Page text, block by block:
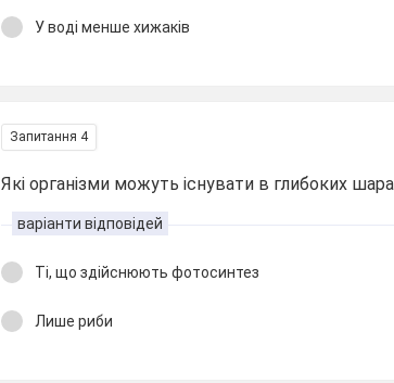
У воді менше хижаків
Запитання 4
Які організми можуть існувати в глибоких
варіанти відповідей
Ті, що здійснюють фотосинтез
Лише риби